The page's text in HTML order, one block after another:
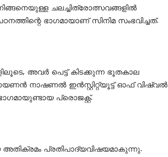
ചലച്ചിത്രോത്സവങ്ങളിൽ
ഭാഗമായാണ് സിനിമ സംഭവിച്ചത്.
അവർ പെട്ട് കിടക്കുന്ന ഭൂതകാല
നാഷണൽ ഇൻസ്റ്റിറ്റ്യൂട്ട് ഓഫ് വിഷ്വൽ
പ്രൊജക്റ്റ്.
അതിക്രമം പ്രതിപാദ്യവിഷയമാകുന്നു.